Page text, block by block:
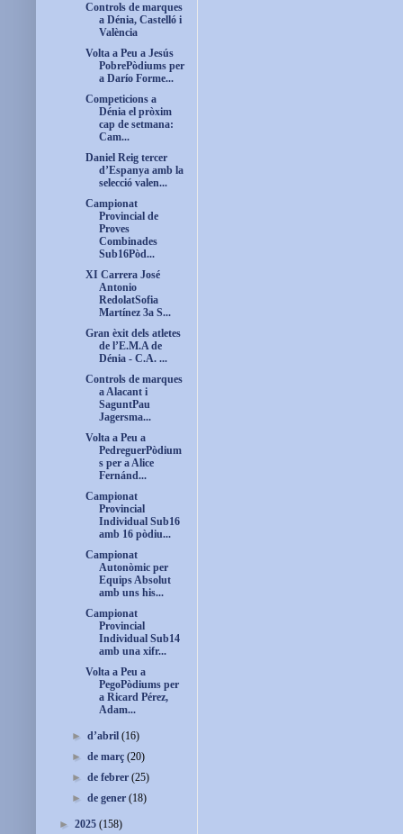
Controls de marques
a Dénia, Castelló i
València
Volta a Peu a Jesús
PobrePòdiums per
a Darío Forme...
Competicions a
Dénia el pròxim
cap de setmana:
Cam...
Daniel Reig tercer
d’Espanya amb la
selecció valen...
Campionat
Provincial de
Proves
Combinades
Sub16Pòd...
XI Carrera José
Antonio
RedolatSofia
Martínez 3a S...
Gran èxit dels atletes
de l’E.M.A de
Dénia - C.A. ...
Controls de marques
a Alacant i
SaguntPau
Jagersma...
Volta a Peu a
PedreguerPòdium
s per a Alice
Fernánd...
Campionat
Provincial
Individual Sub16
amb 16 pòdiu...
Campionat
Autonòmic per
Equips Absolut
amb uns his...
Campionat
Provincial
Individual Sub14
amb una xifr...
Volta a Peu a
PegoPòdiums per
a Ricard Pérez,
Adam...
►d’abril(16)
►de març(20)
►de febrer(25)
►de gener(18)
► 2025 (158)